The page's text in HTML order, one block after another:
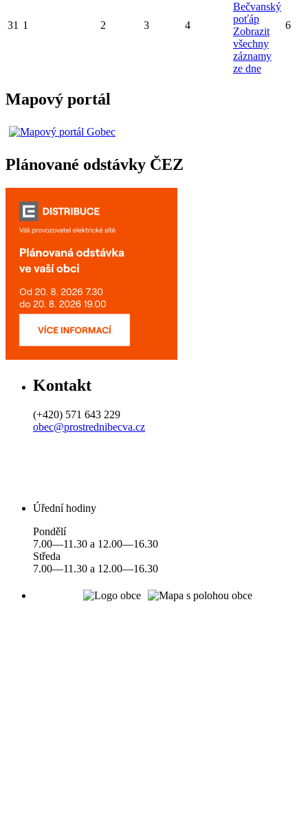
31 1 2 3 4
Bečvanský
poťáp
Zobrazit
všechny
záznamy
ze dne
6
Mapový portál
Plánované odstávky ČEZ
Kontakt
(+420) 571 643 229
obec@prostrednibecva.cz
Úřední hodiny
Pondělí
7.00—11.30 a 12.00—16.30
Středa
7.00—11.30 a 12.00—16.30